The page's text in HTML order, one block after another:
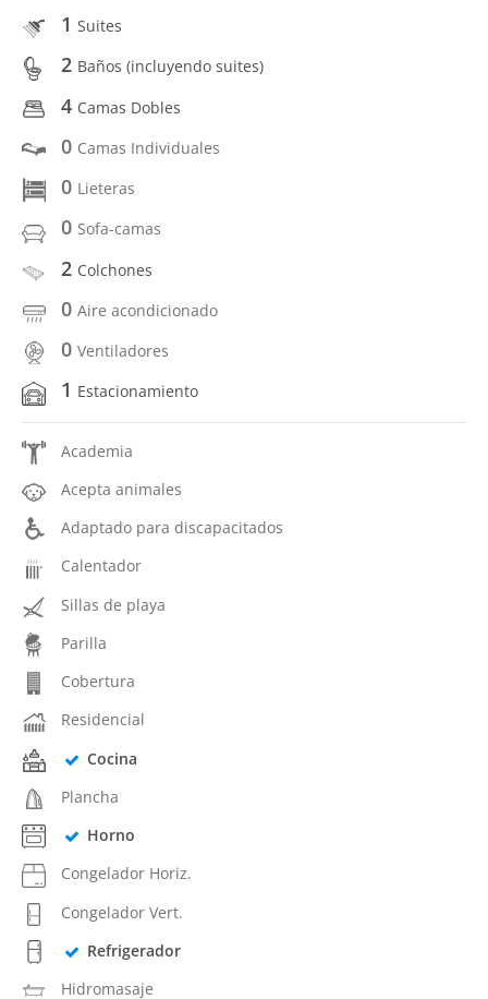
1 Suites
2 Baños (incluyendo suites)
4 Camas Dobles
0 Camas Individuales
0 Lieteras
0 Sofa-camas
2 Colchones
0 Aire acondicionado
0 Ventiladores
1 Estacionamiento
Academia
Acepta animales
Adaptado para discapacitados
Calentador
Sillas de playa
Parilla
Cobertura
Residencial
Cocina
Plancha
Horno
Congelador Horiz.
Congelador Vert.
Refrigerador
Hidromasaje